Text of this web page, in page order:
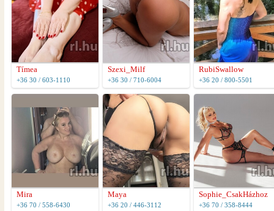
Tímea
+36 30 / 603-1110
Szexi_Milf
+36 30 / 710-6004
RubiSwallow
+36 20 / 800-5501
Mira
+36 70 / 558-6430
Maya
+36 20 / 446-3112
Sophie_CsakHázhoz
+36 70 / 358-8444